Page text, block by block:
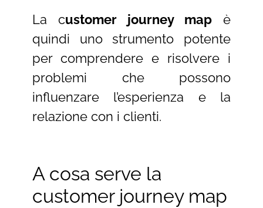
La customer journey map è
quindi uno strumento potente
per comprendere e risolvere i
problemi che possono
influenzare l’esperienza e la
relazione con i clienti.
A cosa serve la
customer journey map